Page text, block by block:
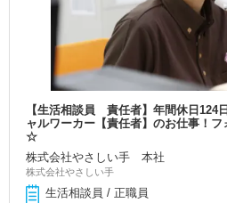
【生活相談員 責任者】年間休日124
ャルワーカー【責任者】のお仕事！
☆
株式会社やさしい手 本社
株式会社やさしい手
生活相談員 / 正職員